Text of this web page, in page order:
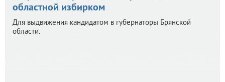
областной избирком
Для выдвижения кандидатом в губернаторы Брянской
области.